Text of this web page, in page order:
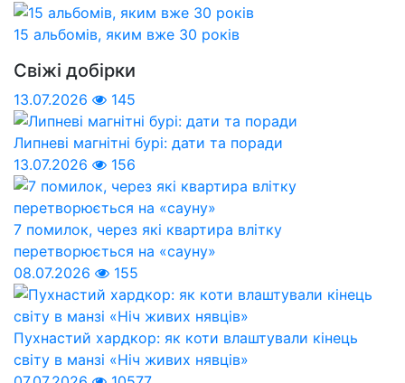
15 альбомів, яким вже 30 років
Свіжі добірки
13.07.2026 145
Липневі магнітні бурі: дати та поради
13.07.2026
156
7 помилок, через які квартира влітку
перетворюється на «сауну»
08.07.2026
155
Пухнастий хардкор: як коти влаштували кінець
світу в манзі «Ніч живих нявців»